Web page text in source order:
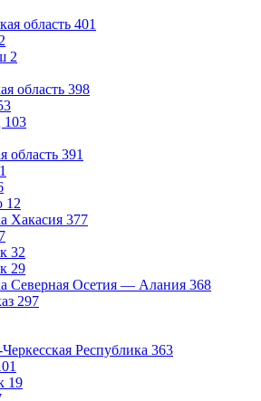
область 401
2
область 398
103
область 391
12
Хакасия 377
32
29
Северная Осетия — Алания 368
297
Республика 363
19